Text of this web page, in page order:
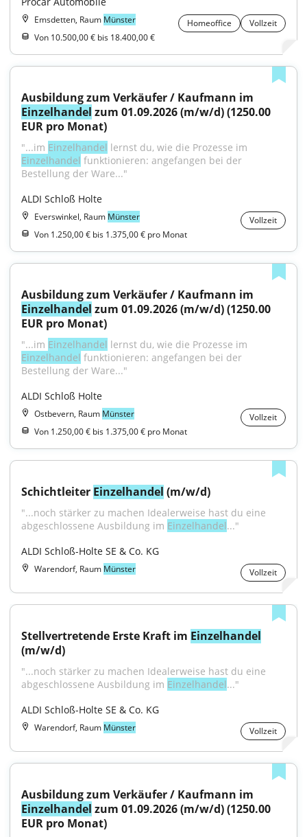
Emsdetten, Raum Münster Homeoffice
Vollzeit
Von 10.500,00 € bis 18.400,00 €
Einzelhandel zum 01.09.2026 (m/w/d) (1250.00
EUR pro Monat)
"...im Einzelhandel
Einzelhandel funktionieren: angefangen bei der
Bestellung der Ware..."
ALDI Schloß Holte
Everswinkel, Raum Münster
Vollzeit
Von 1.250,00 € bis 1.375,00 € pro Monat
Einzelhandel zum 01.09.2026 (m/w/d) (1250.00
EUR pro Monat)
"...im Einzelhandel
Einzelhandel funktionieren: angefangen bei der
Bestellung der Ware..."
ALDI Schloß Holte
Ostbevern, Raum Münster
Vollzeit
Von 1.250,00 € bis 1.375,00 € pro Monat
Schichtleiter Einzelhandel (m/w/d)
"...noch stärker zu machen Idealerweise hast du eine
abgeschlossene Ausbildung im Einzelhandel..."
ALDI Schloß-Holte SE & Co. KG
Warendorf, Raum Münster Vollzeit
Stellvertretende Erste Kraft im Einzelhandel
(m/w/d)
"...noch stärker zu machen Idealerweise hast du eine
abgeschlossene Ausbildung im Einzelhandel..."
ALDI Schloß-Holte SE & Co. KG
Warendorf, Raum Münster Vollzeit
Einzelhandel zum 01.09.2026 (m/w/d) (1250.00
EUR pro Monat)